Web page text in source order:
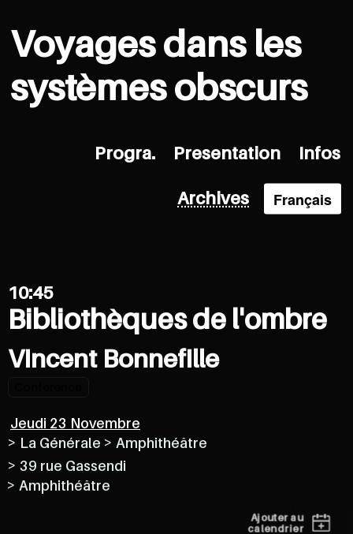
Voyages dans les
systèmes obscurs
Infos
Presentation
Progra.
Français
Archives
10:45
Bibliothèques de l'ombre
Vincent Bonnefille
Jeudi 23 Novembre
> La Générale > Amphithéâtre
> 39 rue Gassendi
> Amphithéâtre